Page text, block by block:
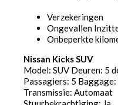
Verzekeringen
Ongevallen
Onbeperkte
Nissan Kicks SUV
Model: SUV Deuren: 5
Passagiers: 5
Transmissie: Automaat